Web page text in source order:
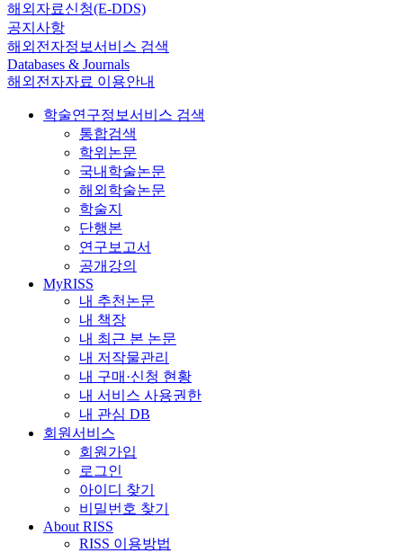
해외자료신청(E-DDS)
공지사항
해외전자정보서비스 검색
Databases & Journals
해외전자자료 이용안내
학술연구정보서비스 검색
통합검색
학위논문
국내학술논문
해외학술논문
학술지
단행본
연구보고서
공개강의
MyRISS
내 추천논문
내 책장
내 최근 본 논문
내 저작물관리
내 구매·신청 현황
내 서비스 사용권한
내 관심 DB
회원서비스
회원가입
로그인
아이디 찾기
비밀번호 찾기
About RISS
RISS 이용방법